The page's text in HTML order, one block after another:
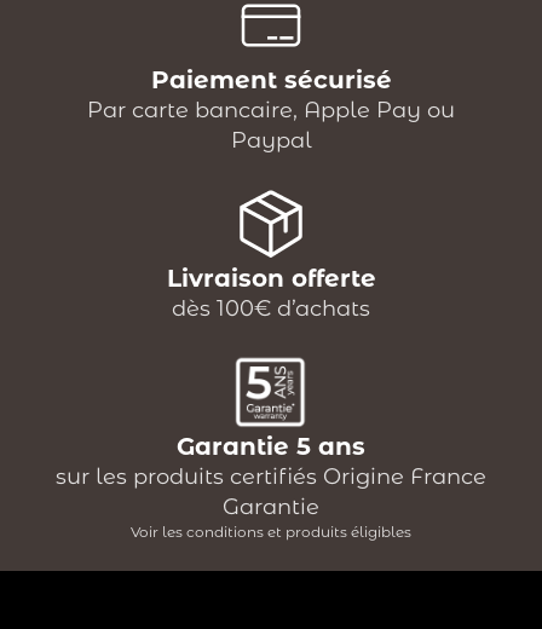
Paiement sécurisé
Par carte bancaire, Apple Pay ou
Paypal
Livraison offerte
dès 100€ d’achats
Garantie 5 ans
sur les produits certifiés Origine France
Garantie
Voir les conditions et produits éligibles